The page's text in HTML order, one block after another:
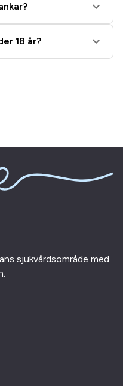
18 år?
sjukvårdsområde med